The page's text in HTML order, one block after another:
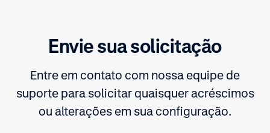
Envie sua solicitação
Entre em contato com nossa equipe de
suporte para solicitar quaisquer acréscimos
ou alterações em sua configuração.